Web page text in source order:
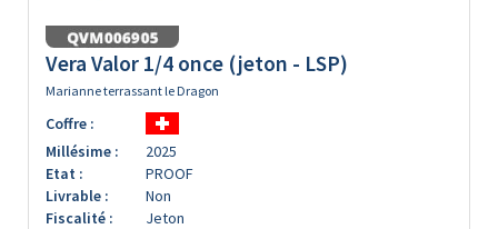
Vera Valor 1/4 once (jeton - LSP)
Marianne terrassant le Dragon
Coffre :
Millésime :
2025
Etat :
PROOF
Livrable :
Non
Fiscalité :
Jeton